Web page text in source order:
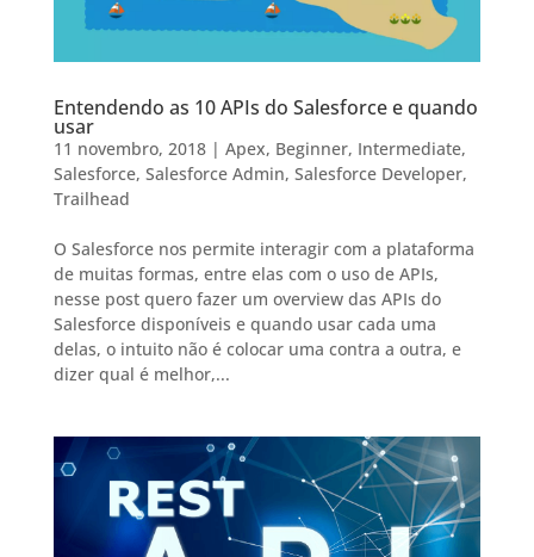
Entendendo as 10 APIs do Salesforce e quando
usar
11 novembro, 2018| Apex, Beginner, Intermediate,
Salesforce, Salesforce Admin, Salesforce Developer,
Trailhead
O Salesforce nos permite interagir com a plataforma
de muitas formas, entre elas com o uso de APIs,
nesse post quero fazer um overview das APIs do
Salesforce disponíveis e quando usar cada uma
delas, o intuito não é colocar uma contra a outra, e
dizer qual é melhor,...